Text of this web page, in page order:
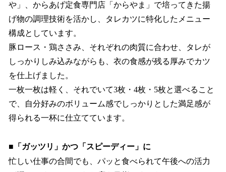
や」、からあげ定食専門店「からやま」で培ってきた揚
げ物の調理技術を活かし、タレカツに特化したメニュー
構成としています。
豚ロース・鶏ささみ、それぞれの肉質に合わせ、タレが
しっかりしみ込みながらも、衣の食感が残る厚みでカツ
を仕上げました。
一枚一枚は軽く、それでいて3枚・4枚・5枚と選べること
で、自分好みのボリューム感でしっかりとした満足感が
得られる一杯に仕立てています。
■「ガッツリ」かつ「スピーディー」に
忙しい仕事の合間でも、パッと食べられて午後への活力